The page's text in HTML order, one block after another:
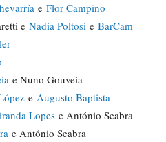
e Flor Campino
e Nadia Poltosi e BarCam
e Nuno Gouveia
e Augusto Baptista
Lopes e António Seabra
e António Seabra